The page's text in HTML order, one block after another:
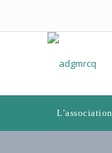
L’association